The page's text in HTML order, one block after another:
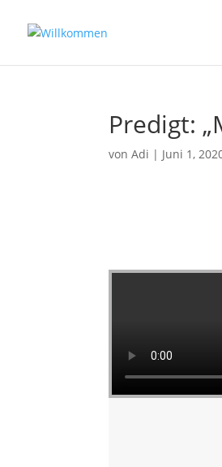
Predigt:
vonAdi | Juni 1,